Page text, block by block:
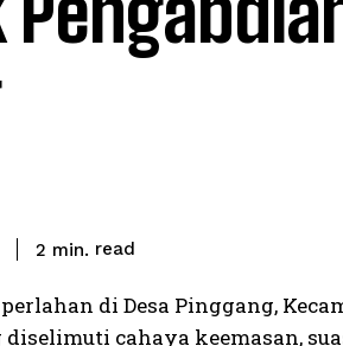
2 min. read
di Desa Pinggang,
cahaya keemasan,